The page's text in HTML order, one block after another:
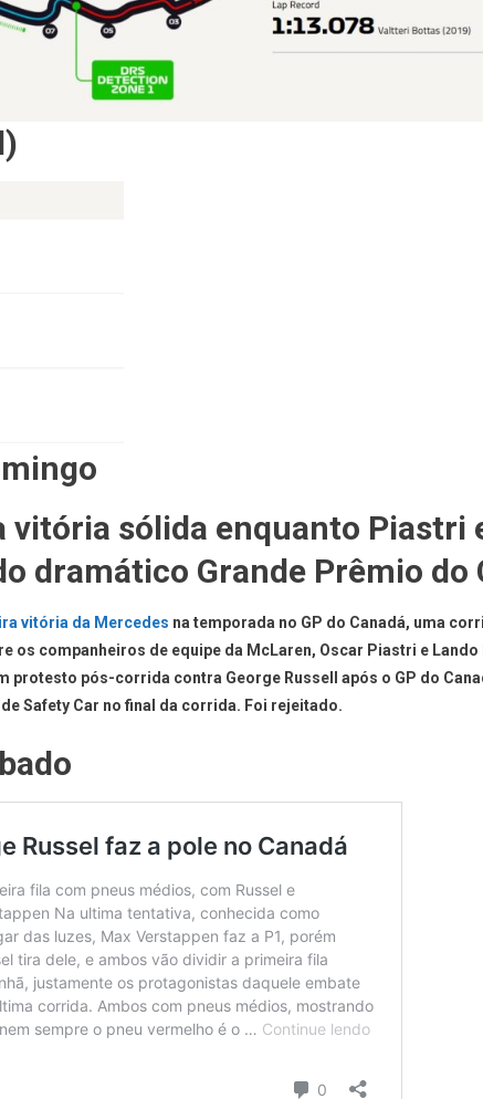
vitória sólida enquanto Piastri
dramático Grande Prêmio do
vitória da Mercedes na temporada no GP do Canadá, uma
os companheiros de equipe da McLaren, Oscar Piastri e Lando
protesto pós-corrida contra George Russell após o GP do
Safety Car no final da corrida. Foi rejeitado.